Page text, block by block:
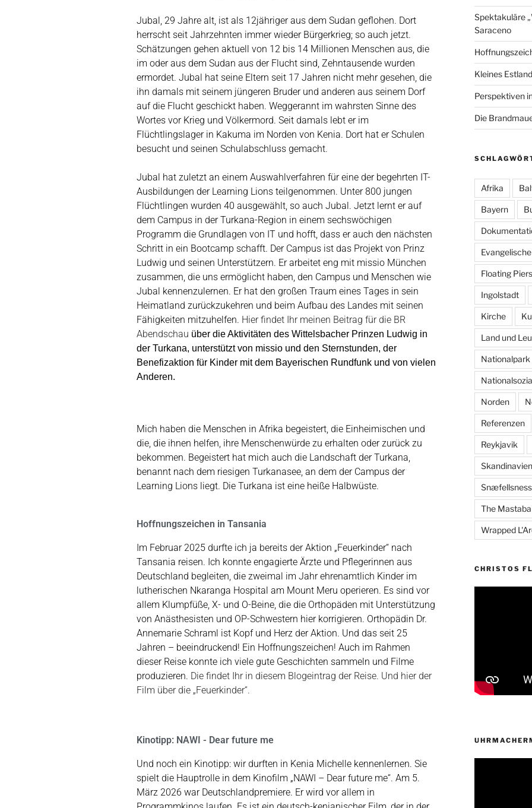
Jubal, 29 Jahre alt, ist als 12jähriger aus dem Sudan geflohen. Dort
herrscht seit Jahrzehnten immer wieder Bürgerkrieg; so auch jetzt.
Schätzungen gehen aktuell von 12 bis 14 Millionen Menschen aus, die
im oder aus dem Sudan aus der Flucht sind, Zehntausende wurden
ermordet. Jubal hat seine Eltern seit 17 Jahren nicht mehr gesehen, die
ihn damals mit seinem jüngeren Bruder und anderen aus seinem Dorf
auf die Flucht geschickt haben. Weggerannt im wahrsten Sinne des
Wortes vor Krieg und Völkermord. Seit damals lebt er im
Flüchtlingslager in Kakuma im Norden von Kenia. Dort hat er Schulen
besucht und seinen Schulabschluss gemacht.
Jubal hat zuletzt an einem Auswahlverfahren für eine der begehrten IT-
Ausbildungen der Learning Lions teilgenommen. Unter 800 jungen
Flüchtlingen wurden 40 ausgewählt, so auch Jubal. Jetzt lernt er auf
dem Campus in der Turkana-Region in einem sechswöchigen
Programm die Grundlagen von IT und hofft, dass er auch den nächsten
Schritt in ein Bootcamp schafft. Der Campus ist das Projekt von Prinz
Ludwig und seinen Unterstützern. Er arbeitet eng mit missio München
zusammen, die uns ermöglicht haben, den Campus und Menschen wie
Jubal kennenzulernen. Er hat den großen Traum eines Tages in sein
Heimatland zurückzukehren und beim Aufbau des Landes mit seinen
Fähigkeiten mitzuhelfen. Hier findet Ihr meinen Beitrag für die BR
Abendschau über die Aktivitäten des Wittelsbacher Prinzen Ludwig in
der Turkana, unterstützt von missio und den Sternstunden, der
Benefizaktion für Kinder mit dem Bayerischen Rundfunk und von vielen
Anderen.
Mich haben die Menschen in Afrika begeistert, die Einheimischen und
die, die ihnen helfen, ihre Menschenwürde zu erhalten oder zurück zu
bekommen. Begeistert hat mich auch die Landschaft der Turkana,
benannt nach dem riesigen Turkanasee, an dem der Campus der
Learning Lions liegt. Die Turkana ist eine heiße Halbwüste.
Hoffnungszeichen in Tansania
Im Februar 2025 durfte ich ja bereits der Aktion „Feuerkinder“ nach
Tansania reisen. Ich konnte engagierte Ärzte und Pflegerinnen aus
Deutschland begleiten, die zweimal im Jahr ehrenamtlich Kinder im
lutherischen Nkaranga Hospital am Mount Meru operieren. Es sind vor
allem Klumpfüße, X- und O-Beine, die die Orthopäden mit Unterstützung
von Anästhesisten und OP-Schwestern hier korrigieren. Orthopädin Dr.
Annemarie Schraml ist Kopf und Herz der Aktion. Und das seit 25
Jahren – beeindruckend! Ein Hoffnungszeichen! Auch im Rahmen
dieser Reise konnte ich viele gute Geschichten sammeln und Filme
produzieren. Die findet Ihr in diesem Blogeintrag der Reise. Und hier der
Film über die „Feuerkinder“.
Kinotipp: NAWI - Dear future me
Und noch ein Kinotipp: wir durften in Kenia Michelle kennenlernen. Sie
spielt die Hauptrolle in dem Kinofilm „NAWI – Dear future me“. Am 5.
März 2026 war Deutschlandpremiere. Er wird vor allem in
Spektakuläre
Saraceno
Kleines
Perspektiven
Die
Afrika
Bayern
Floating Piers
Ingolstadt
Kirche
Land und
Nationalpark
Norden
Referenzen
Reykjavik
Skandinavien
Snæfellsness
The Mastaba
Wrapped
CHRISTOS